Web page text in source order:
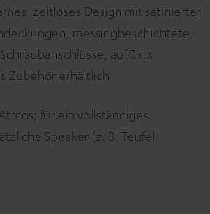
zeitloses Design mit satinierter
messingbeschichtete,
auf 7.x.x
Zubehör erhältlich
für ein vollständiges
Speaker (z. B. Teufel